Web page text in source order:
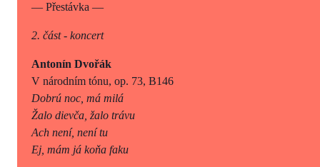
— Přestávka —
2. část - koncert
Antonín Dvořák
V národním tónu, op. 73, B146
Dobrú noc, má milá
Žalo dievča, žalo trávu
Ach není, není tu
Ej, mám já koňa faku